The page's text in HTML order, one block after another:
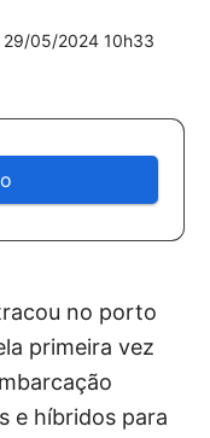
29/05/2024 10h33
no porto
primeira vez
e híbridos para